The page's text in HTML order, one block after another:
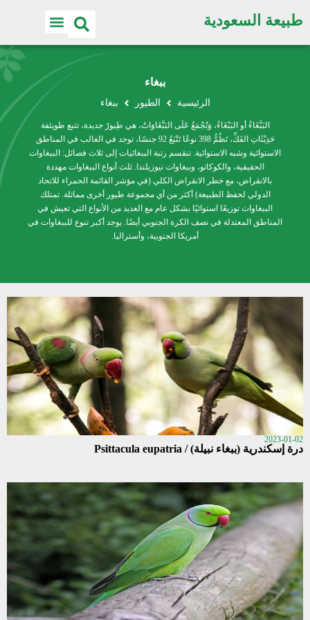
طبيعة السعودية
ببغاء
الرئيسية الطيور ببغاء
البَبَّغَاءُ أو البَبْغَاءُ، وَتُجْمَعُ عَلَى البَبَّغَاوَاتُ، هي طِيورٌ جديدة، تتبع طويئفة
حَدِيْثَاتِ الفَكِّ، تَظُمُّ 398 نوعًا تَتْبَعُ 92 جنسًا، توجد في الغالب في المناطق
الاستوائية وشبه الاستوائية. تنقسم رتبة الببغائيات إلى ثلاث فصائل: الببغاوات
الحقيقية، والكوكاتو، وببغاوات نيوزيلندا. ثلث أنواع الببغاوات مهددة
بالانقراض، مع خطر الانقراض الكلي (في مؤشر القائمة الحمراء للاتحاد
الدولي لحفظ الطبيعة) أكثر من أي مجموعة طيور أخرى مماثلة. تمتلك
الببغاوات توزيعًا استوائيًا بشكل عام مع العديد من الأنواع التي تعيش في
المناطق المعتدلة في نصف الكرة الجنوبي أيضًا. يوجد أكبر تنوع للببغاوات في
أمريكا الجنوبية، وأستراليا.
2023-01-02
درة إسكندرية (ببغاء نبيلة) / Psittacula eupatria